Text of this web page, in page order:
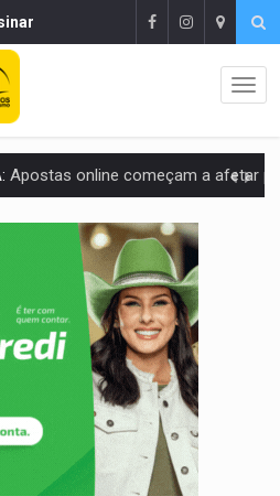
Plantar árvores não será mais suficiente para
Cientistas alertam para possível base secreta no satélite
PEUGEOT: Incêndio destrói carro que era rebocado para oficina
é filmado furtando moto na frente do bar
Iniciativa Amazônia+10 lança chamada para fortalecer
Brasil tem grandes reservas de urânio, mas produz pouco e
capturada na fábrica da Coca-Cola é
Cientistas cassados pelo AI-5 se tornam pesquisadores